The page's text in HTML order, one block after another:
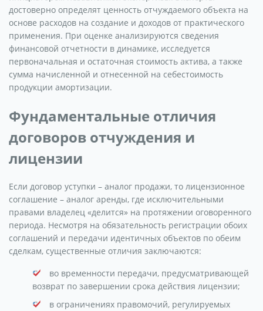
достоверно определят ценность отчуждаемого объекта на
основе расходов на создание и доходов от практического
применения. При оценке анализируются сведения
финансовой отчетности в динамике, исследуется
первоначальная и остаточная стоимость актива, а также
сумма начисленной и отнесенной на себестоимость
продукции амортизации.
Фундаментальные отличия
договоров отчуждения и
лицензии
Если договор уступки – аналог продажи, то лицензионное
соглашение – аналог аренды, где исключительными
правами владелец «делится» на протяжении оговоренного
периода. Несмотря на обязательность регистрации обоих
соглашений и передачи идентичных объектов по обеим
сделкам, существенные отличия заключаются:
во временности передачи, предусматривающей
возврат по завершении срока действия лицензии;
в ограничениях правомочий, регулируемых